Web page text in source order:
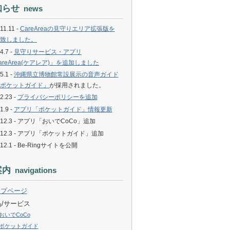
らせ news
- CareAreaの見守りエリア拡張版を
しました。
- 見守りサービス・アプリ
ケアレア)」を追加しました
- 沖縄県立博物館常設展示の音声ガイド
ケットガイド」 が採用されました。
- プライバシーポリシーを追加
- アプリ「ポケットガイド」情報更新
- アプリ「おいでCoCo」追加
- アプリ「ポケットガイド」追加
- Be-Ringサイトを公開
内 navigations
ページ
/サービス
いでCoCo
ケットガイド